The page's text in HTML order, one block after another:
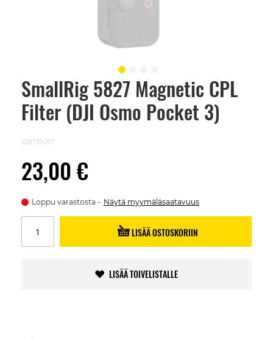
SmallRig 5827 Magnetic CPL
Filter (DJI Osmo Pocket 3)
229135057
23,00 €
Loppu varastosta Näytä myymäläsaatavuus
LISÄÄ OSTOSKORIIN
LISÄÄ TOIVELISTALLE
Skip
beginning
images